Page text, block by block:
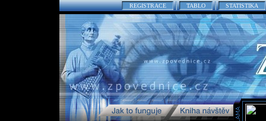
REGISTRACE TABLO STATISTIKA